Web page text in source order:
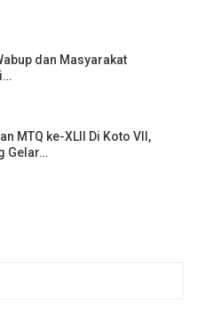
dan Masyarakat
MTQ ke-XLII Di Koto VII,
Gelar…